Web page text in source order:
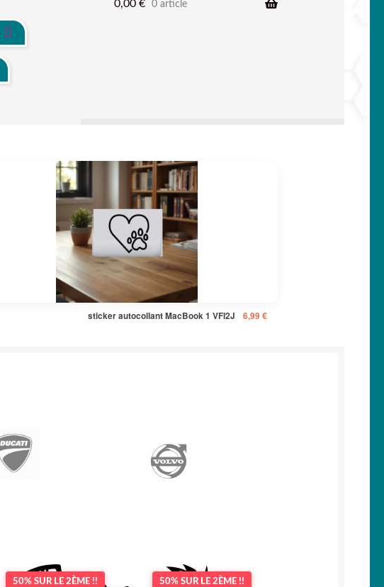
0,00 € 0 article
sticker autocollant MacBook 1 VFI2J 6,99 €
50% SUR LE 2ÈME !! 50% SUR LE 2ÈME !!